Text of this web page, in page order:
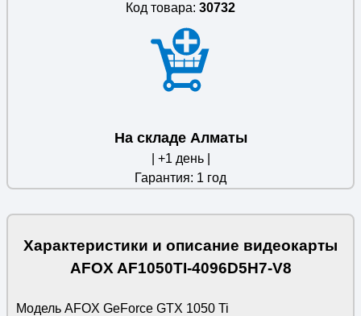
Код товара: 30732
На складе Алматы
| +1 день |
Гарантия: 1 год
Характеристики и описание видеокарты
AFOX AF1050TI-4096D5H7-V8
Модель AFOX GeForce GTX 1050 Ti